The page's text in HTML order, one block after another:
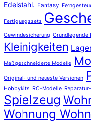
Edelstahl. Fantasy
Fertigungssets
Gewindesicherung Grundlegende
Kleinigkeiten
Maßgeschneiderte Modelle
Original- und neueste Versionen
Hobbykits RC-Modelle
Spielzeug
Wohnung